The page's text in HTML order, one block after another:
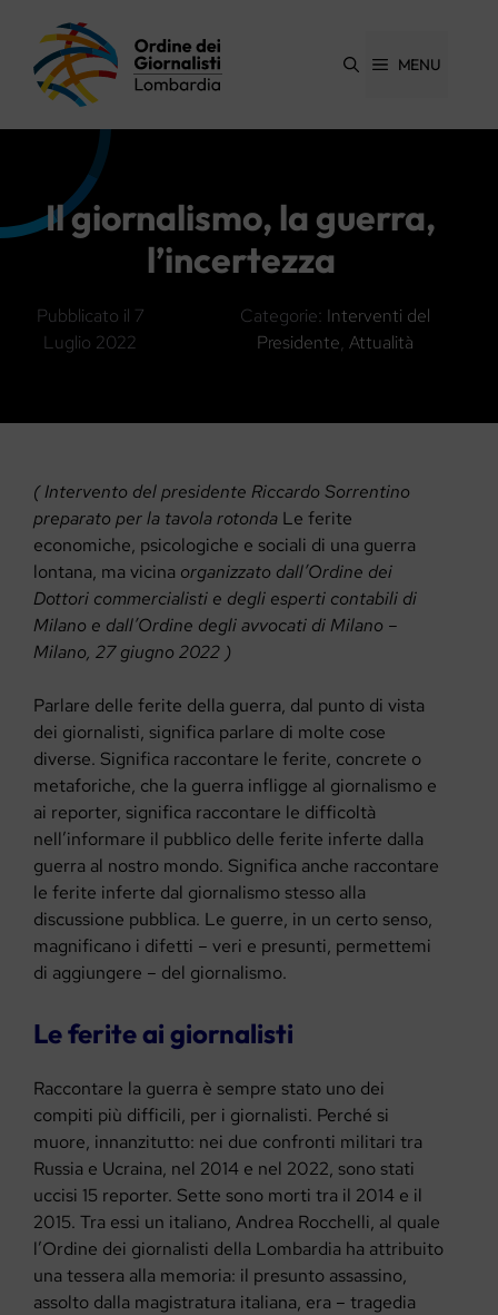
contenuto
MENU
Il giornalismo, la guerra,
l’incertezza
Pubblicato il 7
Luglio 2022
Categorie: Interventi del
Presidente, Attualità
( Intervento del presidente Riccardo Sorrentino
preparato per la tavola rotonda Le ferite
economiche, psicologiche e sociali di una guerra
lontana, ma vicina organizzato dall’Ordine dei
Dottori commercialisti e degli esperti contabili di
Milano e dall’Ordine degli avvocati di Milano –
Milano, 27 giugno 2022 )
Parlare delle ferite della guerra, dal punto di vista
dei giornalisti, significa parlare di molte cose
diverse. Significa raccontare le ferite, concrete o
metaforiche, che la guerra infligge al giornalismo e
ai reporter, significa raccontare le difficoltà
nell’informare il pubblico delle ferite inferte dalla
guerra al nostro mondo. Significa anche raccontare
le ferite inferte dal giornalismo stesso alla
discussione pubblica. Le guerre, in un certo senso,
magnificano i difetti – veri e presunti, permettemi
di aggiungere – del giornalismo.
Le ferite ai giornalisti
Raccontare la guerra è sempre stato uno dei
compiti più difficili, per i giornalisti. Perché si
muore, innanzitutto: nei due confronti militari tra
Russia e Ucraina, nel 2014 e nel 2022, sono stati
uccisi 15 reporter. Sette sono morti tra il 2014 e il
2015. Tra essi un italiano, Andrea Rocchelli, al quale
l’Ordine dei giornalisti della Lombardia ha attribuito
una tessera alla memoria: il presunto assassino,
assolto dalla magistratura italiana, era – tragedia